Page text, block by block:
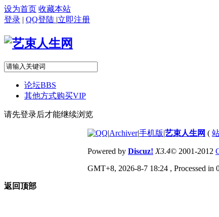
设为首页 收藏本站
登录 | QQ登陆 |立即注册
论坛BBS
其他方式购买VIP
请先登录后才能继续浏览
|Archiver|手机版|艺束人生网 (
Powered by Discuz! X3.4© 2001-2012
GMT+8, 2026-8-7 18:24 , Processed in
返回顶部